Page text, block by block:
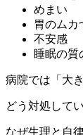
めまい
胃のムカ
不安感
睡眠の質
病院では「大
どう対処して
なぜ生理と自